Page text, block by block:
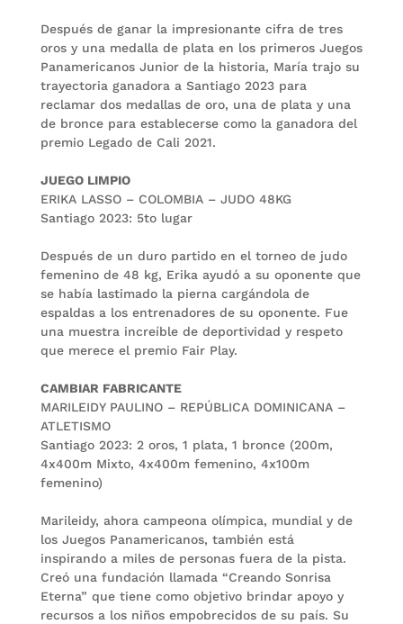
Después de ganar la impresionante cifra de tres
oros y una medalla de plata en los primeros Juegos
Panamericanos Junior de la historia, María trajo su
trayectoria ganadora a Santiago 2023 para
reclamar dos medallas de oro, una de plata y una
de bronce para establecerse como la ganadora del
premio Legado de Cali 2021.
JUEGO LIMPIO
ERIKA LASSO – COLOMBIA – JUDO 48KG
Santiago 2023: 5to lugar
Después de un duro partido en el torneo de judo
femenino de 48 kg, Erika ayudó a su oponente que
se había lastimado la pierna cargándola de
espaldas a los entrenadores de su oponente. Fue
una muestra increíble de deportividad y respeto
que merece el premio Fair Play.
CAMBIAR FABRICANTE
MARILEIDY PAULINO – REPÚBLICA DOMINICANA –
ATLETISMO
Santiago 2023: 2 oros, 1 plata, 1 bronce (200m,
4x400m Mixto, 4x400m femenino, 4x100m
femenino)
Marileidy, ahora campeona olímpica, mundial y de
los Juegos Panamericanos, también está
inspirando a miles de personas fuera de la pista.
Creó una fundación llamada “Creando Sonrisa
Eterna” que tiene como objetivo brindar apoyo y
recursos a los niños empobrecidos de su país. Su